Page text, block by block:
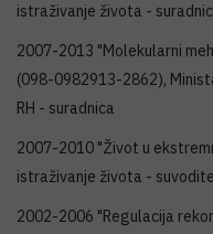
istraživanje života -
2007-2013 "Molekularni
(098-0982913-2862),
RH - suradnica
2007-2010 "Život u
istraživanje života -
2002-2006 "Regulacija